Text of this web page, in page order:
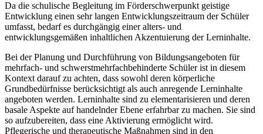
Da die schulische Begleitung im Förderschwerpunkt geistige
Entwicklung einen sehr langen Entwicklungszeitraum der Schüler
umfasst, bedarf es durchgängig einer alters- und
entwicklungsgemäßen inhaltlichen Akzentuierung der Lerninhalte.
Bei der Planung und Durchführung von Bildungsangeboten für
mehrfach- und schwerstmehrfachbehinderte Schüler ist in diesem
Kontext darauf zu achten, dass sowohl deren körperliche
Grundbedürfnisse berücksichtigt als auch anregende Lerninhalte
angeboten werden. Lerninhalte sind zu elementarisieren und deren
basale Aspekte auf handelnder Ebene erfahrbar zu machen. Sie sind
so aufzubereiten, dass eine Aktivierung ermöglicht wird.
Pflegerische und therapeutische Maßnahmen sind in den